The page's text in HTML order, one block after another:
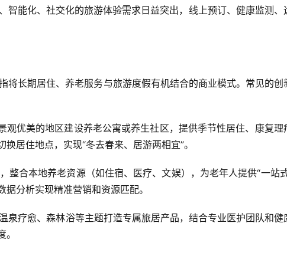
能化、社交化的旅游体验需求日益突出，线上预订、健康监测、
长期居住、养老服务与旅游度假有机结合的商业模式。常见的创
优美的地区建设养老公寓或养生社区，提供季节性居住、康复理
居住地点，实现“冬去春来、居游两相宜”。
合本地养老资源（如住宿、医疗、文娱），为老年人提供“一站
据分析实现精准营销和资源匹配。
疗愈、森林浴等主题打造专属旅居产品，结合专业医护团队和健
。